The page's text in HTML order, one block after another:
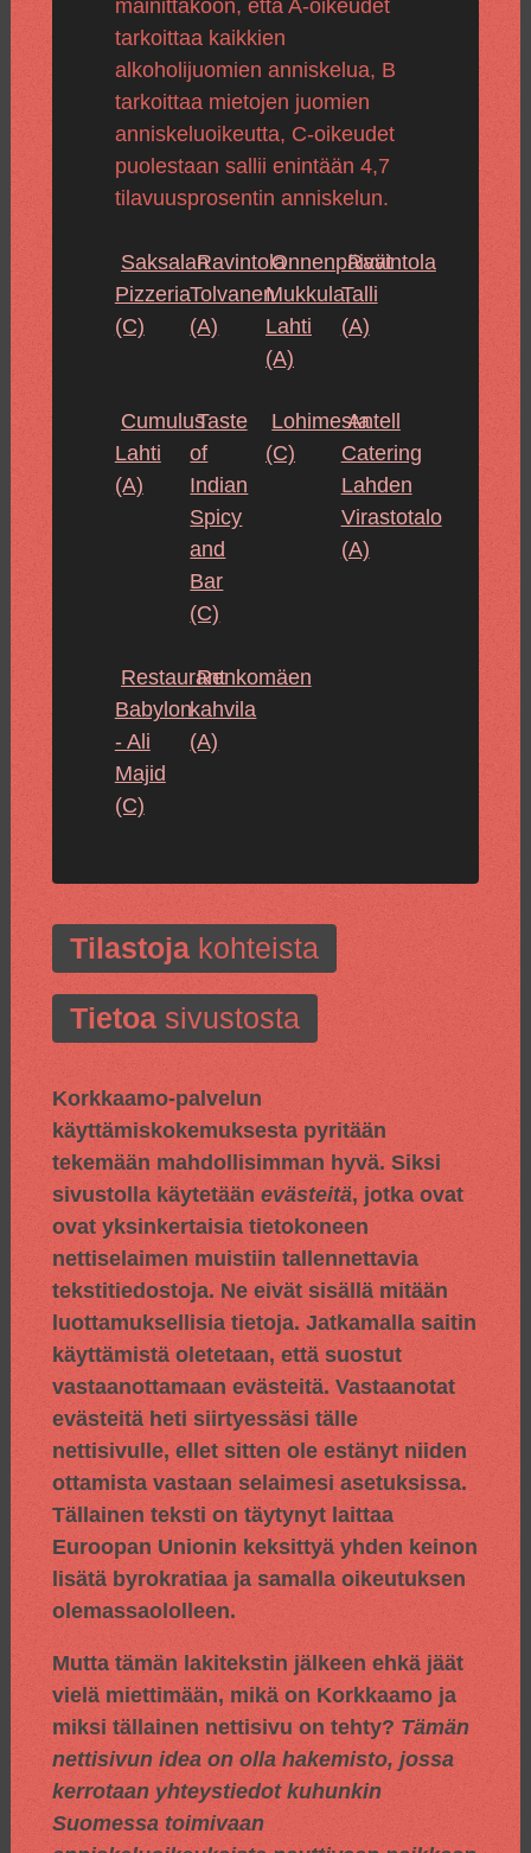
mainittakoon, että A-oikeudet
tarkoittaa kaikkien
alkoholijuomien anniskelua, B
tarkoittaa mietojen juomien
anniskeluoikeutta, C-oikeudet
puolestaan sallii enintään 4,7
tilavuusprosentin anniskelun.
Saksalan
Pizzeria
(C)
Ravintola
Tolvanen
(A)
Onnenpäivät
Mukkula,
Lahti
(A)
Ravintola
Talli
(A)
Cumulus
Lahti
(A)
Taste
of
Indian
Spicy
and
Bar
(C)
Lohimesta
(C)
Antell
Catering
Lahden
Virastotalo
(A)
Restaurant
Babylon
- Ali
Majid
(C)
Renkomäen
kahvila
(A)
Tilastojakohteista
Tietoasivustosta
Korkkaamo-palvelun
käyttämiskokemuksesta pyritään
tekemään mahdollisimman hyvä. Siksi
sivustolla käytetään evästeitä, jotka ovat
ovat yksinkertaisia tietokoneen
nettiselaimen muistiin tallennettavia
tekstitiedostoja. Ne eivät sisällä mitään
luottamuksellisia tietoja. Jatkamalla saitin
käyttämistä oletetaan, että suostut
vastaanottamaan evästeitä. Vastaanotat
evästeitä heti siirtyessäsi tälle
nettisivulle, ellet sitten ole estänyt niiden
ottamista vastaan selaimesi asetuksissa.
Tällainen teksti on täytynyt laittaa
Euroopan Unionin keksittyä yhden keinon
lisätä byrokratiaa ja samalla oikeutuksen
olemassaololleen.
Mutta tämän lakitekstin jälkeen ehkä jäät
vielä miettimään, mikä on Korkkaamo ja
miksi tällainen nettisivu on tehty? Tämän
nettisivun idea on olla hakemisto, jossa
kerrotaan yhteystiedot kuhunkin
Suomessa toimivaan